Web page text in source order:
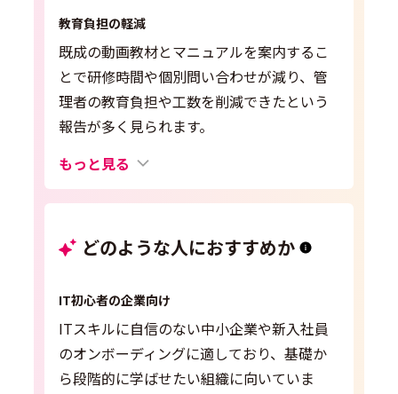
教育負担の軽減
既成の動画教材とマニュアルを案内するこ
とで研修時間や個別問い合わせが減り、管
理者の教育負担や工数を削減できたという
報告が多く見られます。
もっと見る
どのような人におすすめか
IT初心者の企業向け
ITスキルに自信のない中小企業や新入社員
のオンボーディングに適しており、基礎か
ら段階的に学ばせたい組織に向いていま